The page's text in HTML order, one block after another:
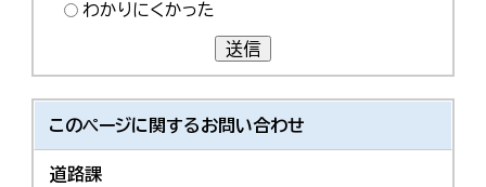
わかりにくかった
送信
このページに関するお問い合わせ
道路課